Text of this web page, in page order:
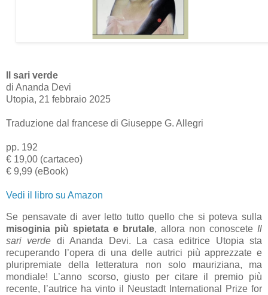
Il sari verde
di Ananda Devi
Utopia, 21 febbraio 2025
Traduzione dal francese di Giuseppe G. Allegri
pp. 192
€ 19,00 (cartaceo)
€ 9,99 (eBook)
Vedi il libro su Amazon
Se pensavate di aver letto tutto quello che si poteva sulla
misoginia più spietata e brutale, allora non conoscete Il
sari verde di Ananda Devi. La casa editrice Utopia sta
recuperando l’opera di una delle autrici più apprezzate e
pluripremiate della letteratura non solo mauriziana, ma
mondiale! L’anno scorso, giusto per citare il premio più
recente, l’autrice ha vinto il Neustadt International Prize for